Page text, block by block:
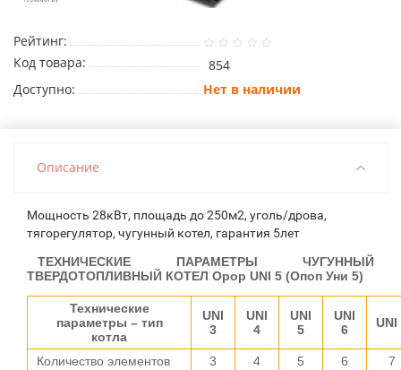
Рейтинг:
Код товара:
854
Доступно:
Нет в наличии
Описание
Мощность 28кВт, площадь до 250м2, уголь/дрова,
тягорегулятор, чугунный котел, гарантия 5лет
ТЕХНИЧЕСКИЕ ПАРАМЕТРЫ ЧУГУННЫЙ
ТВЕРДОТОПЛИВНЫЙ КОТЕЛ Opop UNI 5 (Опоп Уни 5)
Технические
параметры – тип
котла
UNI
3
UNI
4
UNI
5
UNI
6
UNI
Количество элементов 3 4 5 6
7